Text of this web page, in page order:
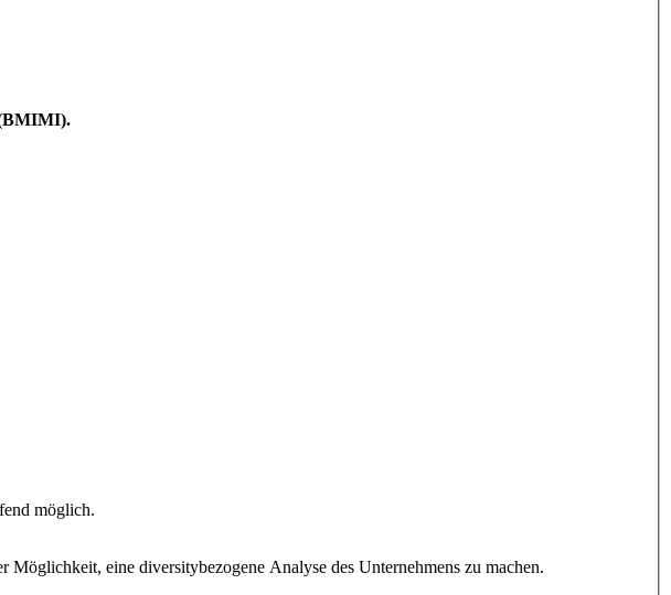
möglich.
eine diversitybezogene Analyse des Unternehmens zu machen.